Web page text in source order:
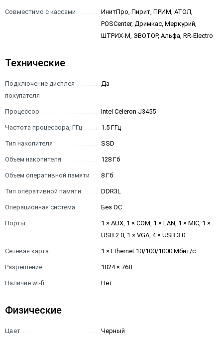
Совместимо с кассами
ИнитПро, Пирит, ПРИМ, АТОЛ,
POSCenter, Дримкас, Меркурий,
ШТРИХ-М, ЭВОТОР, Альфа, RR-Electro
Технические
Подключение дисплея
покупателя
Да
Процессор Intel Celeron J3455
Частота процессора, ГГц 1.5 ГГц
Тип накопителя SSD
Объем накопителя 128 Гб
Объем оперативной памяти 8 Гб
Тип оперативной памяти DDR3L
Операционная система Без ОС
Порты
1 × AUX, 1 × COM, 1 × LAN, 1 × MIC, 1 ×
USB 2.0, 1 × VGA, 4 × USB 3.0
Сетевая карта 1 × Ethernet 10/100/1000 Мбит/с
Разрешение 1024 × 768
Наличие wi-fi Нет
Физические
Цвет Черный